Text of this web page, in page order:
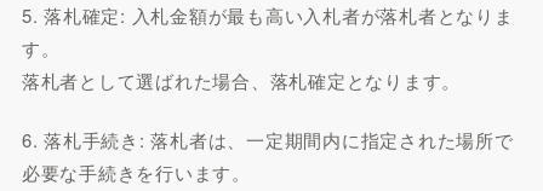
5. 落札確定: 入札金額が最も高い入札者が落札者となりま
す。
落札者として選ばれた場合、落札確定となります。
6. 落札手続き: 落札者は、一定期間内に指定された場所で
必要な手続きを行います。